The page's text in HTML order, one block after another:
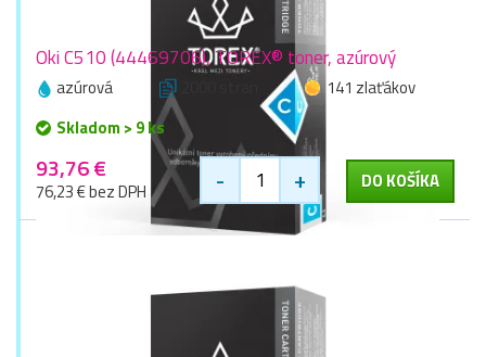
Oki C510 (44469706), TOREX® toner, azúrový
azúrová
141 zlaťákov
Skladom > 9 ks
93,76 €
76,23 € bez DPH - + DO KOŠÍKA